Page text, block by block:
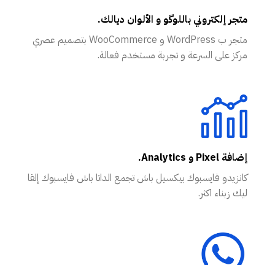
متجر إلكتروني باللوگو و الألوان ديالك.
متجر ب WordPress و WooCommerce بتصميم عصري
مركز على السرعة و تجربة مستخدم فعالة.
إضافة Pixel و Analytics.
كانزيدو فايسبوك بيكسيل باش تجمع الداتا باش فايسبوك إلقا
ليك زبناء اكثر.